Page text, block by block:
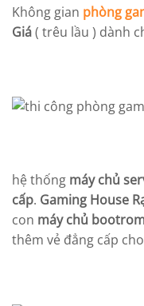
Không gian phòng
Giá( trêu lầu ) dành
hệ thống máy chủ
cấp. Gaming House
con máy chủ
thêm vẻ đẳng cấp cho